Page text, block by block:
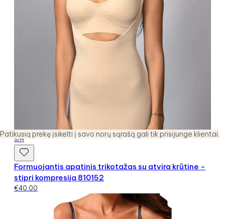
Patikusią prekę įsikelti į savo norų sąrašą gali tik prisijunge klientai.
S/M
Formuojantis apatinis trikotažas su atvira krūtine -
stipri kompresija 810152
€40.00